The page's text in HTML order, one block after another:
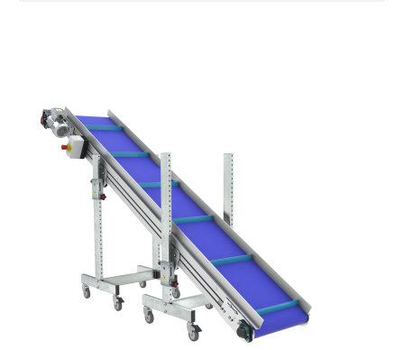
ausziehbare Elemente aus
druckgegossener Alu-Legierung, Beine
aus verzinktem Metallrohr, Stellfüße
PU Oberfläche in Mattblau
Antrieb
direkt, Zug (linke Seite), 3-phasiger
Asynchronmotor für Mehrfachspannung
230/400Vac-50Hz-3Ph